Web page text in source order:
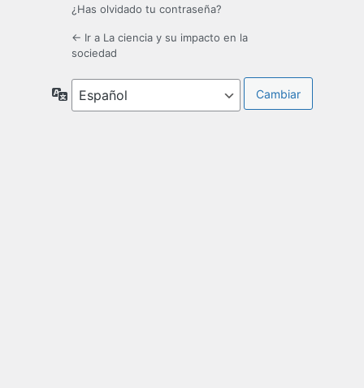
¿Has olvidado tu contraseña?
← Ir a La ciencia y su impacto en la
sociedad
Idioma